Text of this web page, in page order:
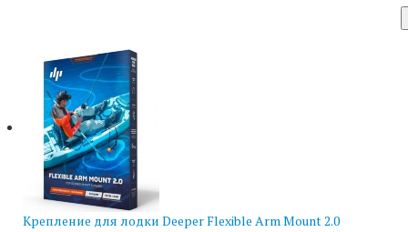
Крепление для лодки Deeper Flexible Arm Mount 2.0